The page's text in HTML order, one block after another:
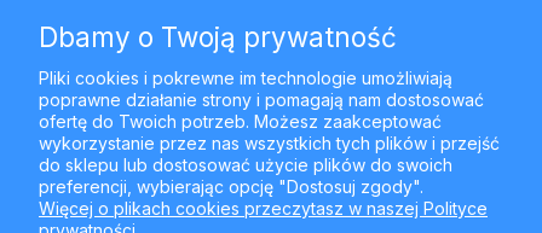
MOJE KONTO
PŁATNOŚCI I DOSTAWA
INFORMACJE
Dbamy o Twoją prywatność
Pliki cookies i pokrewne im technologie umożliwiają
poprawne działanie strony i pomagają nam dostosować
ofertę do Twoich potrzeb. Możesz zaakceptować
wykorzystanie przez nas wszystkich tych plików i przejść
do sklepu lub dostosować użycie plików do swoich
preferencji, wybierając opcję "Dostosuj zgody".
Więcej o plikach cookies przeczytasz w naszej Polityce